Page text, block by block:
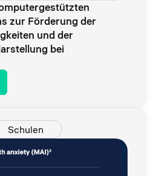
zur Förderung der
und der
bei
Schulen